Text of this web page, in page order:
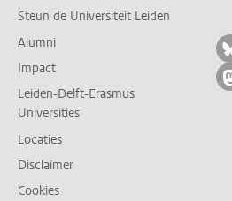
Steun de Universiteit Leiden
Alumni
Impact
Leiden-Delft-Erasmus
Universities
Locaties
Disclaimer
Cookies